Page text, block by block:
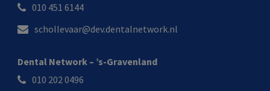
010 451 6144
schollevaar@dev.dentalnetwork.nl
Dental Network – ’s-Gravenland
010 202 0496